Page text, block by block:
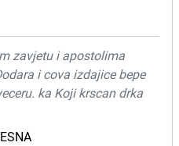
zavjetu i apostolima
i cova izdajice bepe
ka Koji krscan drka